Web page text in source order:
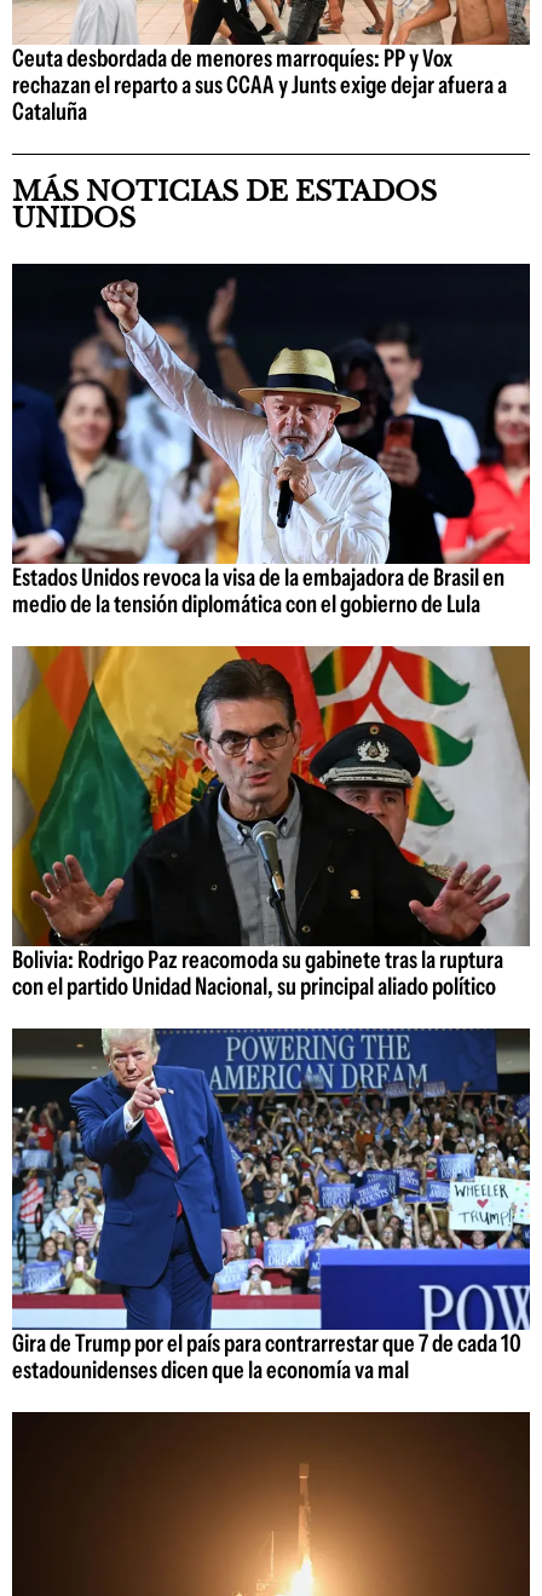
Ceuta desbordada de menores marroquíes: PP y Vox
rechazan el reparto a sus CCAA y Junts exige dejar afuera a
Cataluña
MÁS NOTICIAS DE ESTADOS
UNIDOS
Estados Unidos revoca la visa de la embajadora de Brasil en
medio de la tensión diplomática con el gobierno de Lula
Bolivia: Rodrigo Paz reacomoda su gabinete tras la ruptura
con el partido Unidad Nacional, su principal aliado político
Gira de Trump por el país para contrarrestar que 7 de cada 10
estadounidenses dicen que la economía va mal